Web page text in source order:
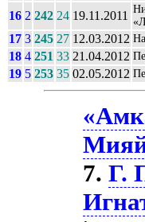
16 2 242 24 19.11.2011
17 3 245 27 12.03.2012
18 4 251 33 21.04.2012
19 5 253 35 02.05.2012
7.Г.